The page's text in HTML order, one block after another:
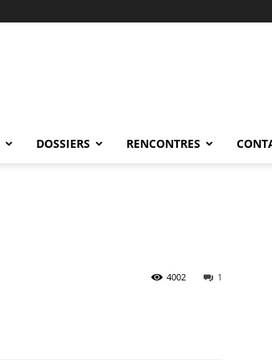
DOSSIERS RENCONTRES
1
4002